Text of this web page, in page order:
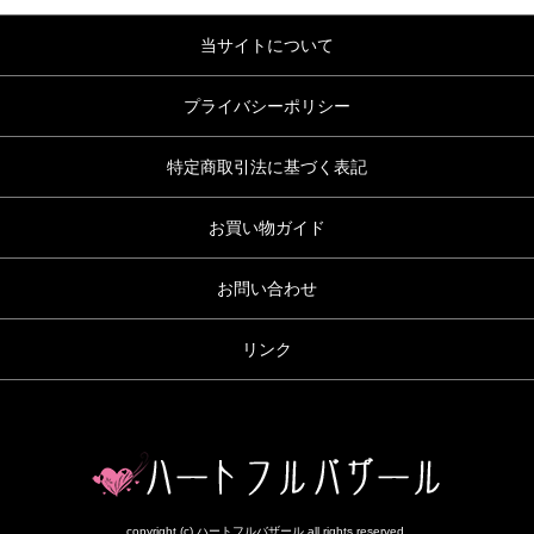
当サイトについて
プライバシーポリシー
特定商取引法に基づく表記
お買い物ガイド
お問い合わせ
リンク
copyright (c) ハートフルバザール all rights reserved.